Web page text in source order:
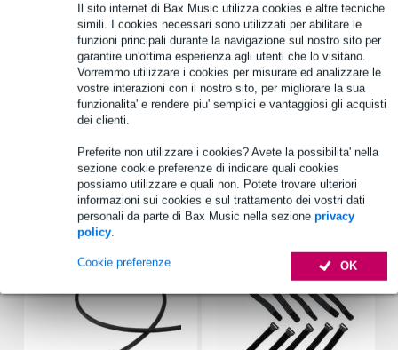
Il sito internet di Bax Music utilizza cookies e altre tecniche
simili. I cookies necessari sono utilizzati per abilitare le
funzioni principali durante la navigazione sul nostro sito per
garantire un'ottima esperienza agli utenti che lo visitano.
Vorremmo utilizzare i cookies per misurare ed analizzare le
vostre interazioni con il nostro sito, per migliorare la sua
funzionalita' e rendere piu' semplici e vantaggiosi gli acquisti
dei clienti.
Preferite non utilizzare i cookies? Avete la possibilita' nella
sezione cookie preferenze di indicare quali cookies
possiamo utilizzare e quali non. Potete trovare ulteriori
informazioni sui cookies e sul trattamento dei vostri dati
personali da parte di Bax Music nella sezione privacy
policy.
OK
Cookie preferenze
Materiale: plastica, Ultramid C3U
Colore: nero
Specifiche complete
Vedi anche (3)
Accessori (12)